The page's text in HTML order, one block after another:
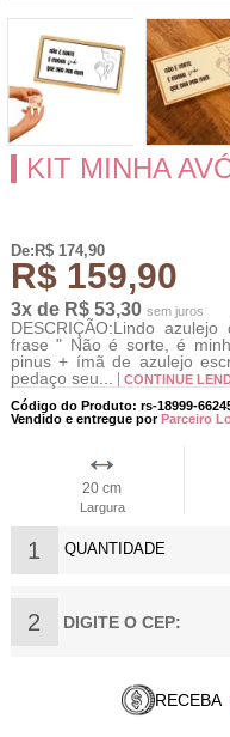
KIT MINHA
De:R$ 174,90
R$ 159,90
3x de R$ 53,30 sem juros
DESCRIÇÃO:Lindo
frase " Não é sorte, é
pinus + ímã de azulejo
pedaço seu...
CONTINUE
Código do Produto: rs-18999-
Vendido e entregue porParceiro
20 cm
Largura
1 QUANTIDADE
2 DIGITE O CEP:
RECEBA